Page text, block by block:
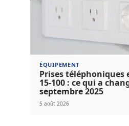
ÉQUIPEMENT
Prises téléphoniques
15-100 : ce qui a
septembre 2025
5 août 2026